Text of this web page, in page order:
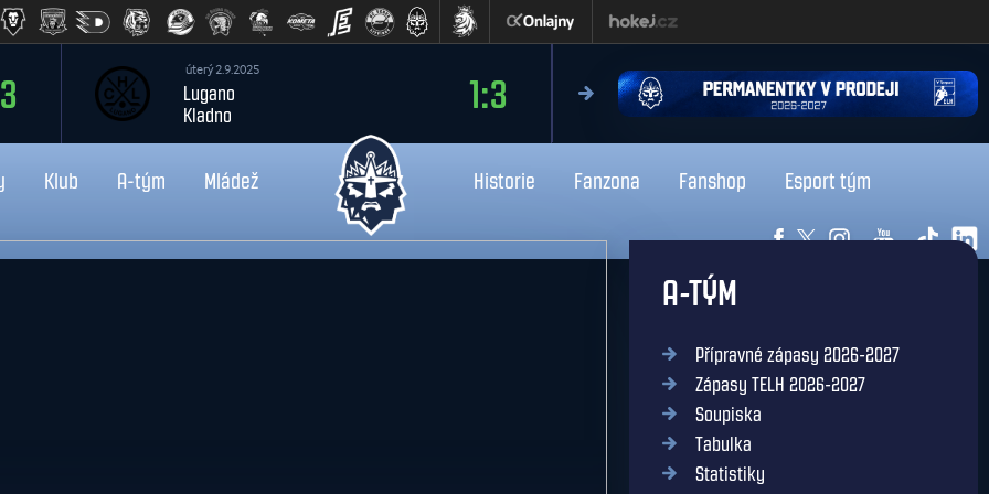
úterý 2.9.2025
Lugano
Kladno
1:3
čtvrtek 13.8.2026
Liberec
Kladno
Klub A-tým Mládež Historie Fanzona Fanshop Esport tým
A-TÝM
Přípravné zápasy 2026-2027
Zápasy TELH 2026-2027
Soupiska
Tabulka
Statistiky